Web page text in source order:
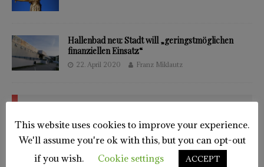
Hallenbad neu: Stadt will „geringstmöglichen
finanziellen Einsatz“
22. April 2020 Franz Miklautz
AUF IHREN BEITRAG KOMMT ES AN
Investigativer Journalismus kostet Zeit. Oft dauern
Recherchen Monate. Dazu kommen Ausgaben für
Dokumente. Fast immer drohen Klagen. Bitte stärken Sie
This website uses cookies to improve your experience.
We'll assume you're ok with this, but you can opt-out
if you wish.
Cookie settings ACCEPT